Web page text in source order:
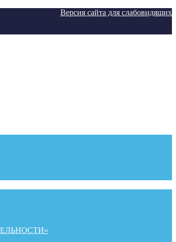
Версия сайта для слабовидящих